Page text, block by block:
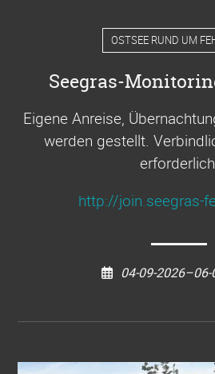
OSTSEE RUND UM
Seegras-
Eigene Anreise,
werden gestellt.
http://join.seegras-
04-09-2026–06-